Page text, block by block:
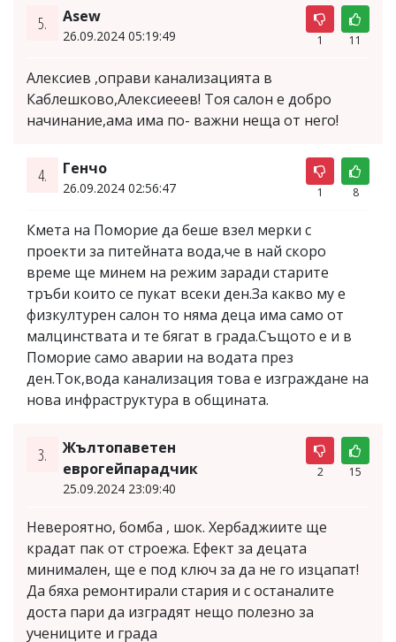
5. Asew
26.09.2024 05:19:49 1 11
Алексиев ,оправи канализацията в
Каблешково,Алексиееев! Тоя салон е добро
начинание,ама има по- важни неща от него!
4. Генчо
26.09.2024 02:56:47 1 8
Кмета на Поморие да беше взел мерки с
проекти за питейната вода,че в най скоро
време ще минем на режим заради старите
тръби които се пукат всеки ден.За какво му е
физкултурен салон то няма деца има само от
малцинствата и те бягат в града.Същото е и в
Поморие само аварии на водата през
ден.Ток,вода канализация това е изграждане на
нова инфраструктура в общината.
3.
Жълтопаветен
еврогейпарадчик
25.09.2024 23:09:40
2 15
Невероятно, бомба , шок. Хербаджиите ще
крадат пак от строежа. Ефект за децата
минимален, ще е под ключ за да не го изцапат!
Да бяха ремонтирали стария и с останалите
доста пари да изградят нещо полезно за
учениците и града